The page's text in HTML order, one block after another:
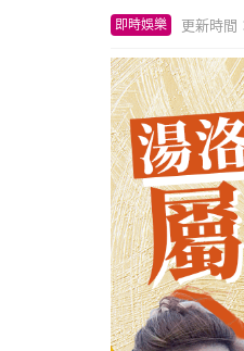
即時娛樂 更新時間